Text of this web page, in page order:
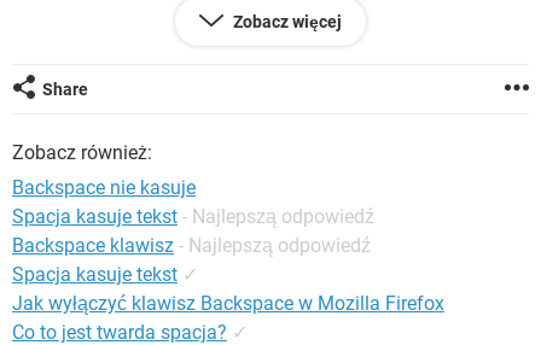
klawisz wielokrotnie by powtórzyć wykonywaną i chcianą
Zobacz więcej
Share
Zobacz również:
Backspace nie kasuje
Spacja kasuje tekst - Najlepszą odpowiedź
Backspace klawisz - Najlepszą odpowiedź
Spacja kasuje tekst ✓
Jak wyłączyć klawisz Backspace w Mozilla Firefox
Co to jest twarda spacja? ✓